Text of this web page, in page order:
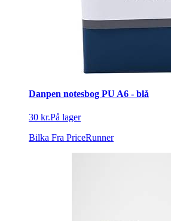
Danpen notesbog PU A6 - blå
30 kr.På lager
Bilka Fra PriceRunner